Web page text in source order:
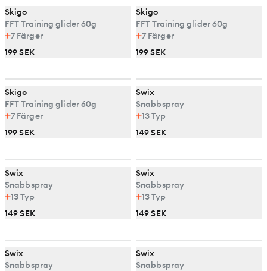
Skigo
FFT Training glider 60g
7 Färger
199 SEK
Skigo
FFT Training glider 60g
7 Färger
199 SEK
Skigo
FFT Training glider 60g
7 Färger
199 SEK
Swix
Snabbspray
13Typ
149 SEK
Swix
Snabbspray
13Typ
149 SEK
Swix
Snabbspray
13Typ
149 SEK
Swix
Snabbspray
Swix
Snabbspray